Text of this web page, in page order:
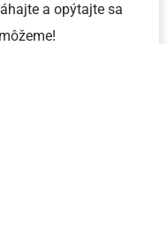
a opýtajte sa